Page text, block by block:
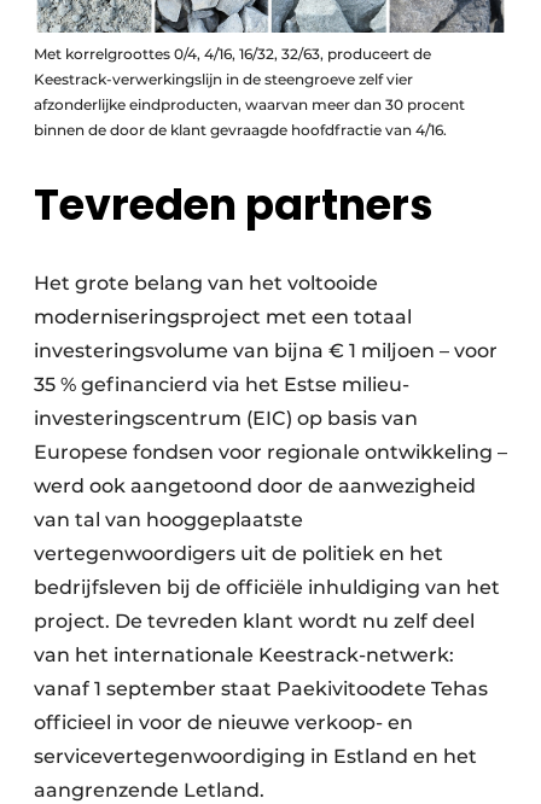
Met korrelgroottes 0/4, 4/16, 16/32, 32/63, produceert de
Keestrack-verwerkingslijn in de steengroeve zelf vier
afzonderlijke eindproducten, waarvan meer dan 30 procent
binnen de door de klant gevraagde hoofdfractie van 4/16.
Tevreden partners
Het grote belang van het voltooide
moderniseringsproject met een totaal
investeringsvolume van bijna € 1 miljoen – voor
35 % gefinancierd via het Estse milieu-
investeringscentrum (EIC) op basis van
Europese fondsen voor regionale ontwikkeling –
werd ook aangetoond door de aanwezigheid
van tal van hooggeplaatste
vertegenwoordigers uit de politiek en het
bedrijfsleven bij de officiële inhuldiging van het
project. De tevreden klant wordt nu zelf deel
van het internationale Keestrack-netwerk:
vanaf 1 september staat Paekivitoodete Tehas
officieel in voor de nieuwe verkoop- en
servicevertegenwoordiging in Estland en het
aangrenzende Letland.